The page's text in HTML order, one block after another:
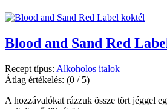
Blood and Sand Red
Recept típus: Alkoholos italok
Átlag értékelés: (0 / 5)
A hozzávalókat rázzuk össze tört jéggel